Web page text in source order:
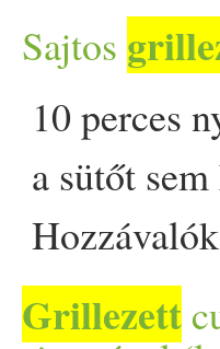
kizárólag a
és a
grillezés
új arcukat
forró
kilőtte a
veszélyre,
Sajtos
10 perces
a sütőt
maradni
Grillezett